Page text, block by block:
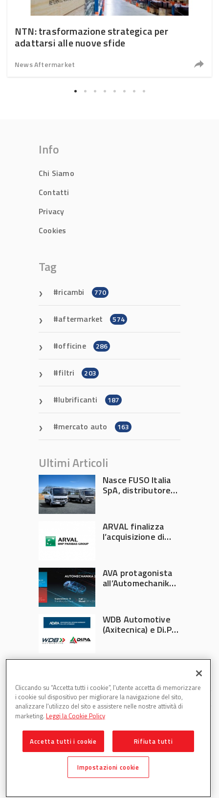
NTN: trasformazione strategica per
adattarsi alle nuove sfide
News Aftermarket
Info
Chi Siamo
Contatti
Privacy
Cookies
Tag
ricambi 770
aftermarket 574
officine 286
filtri 203
lubrificanti 187
mercato auto 163
Ultimi Articoli
Nasce FUSO Italia
SpA, distributore
ARVAL finalizza
l’acquisizione di
AVA protagonista
all’Automechanika
WDB Automotive
(Axitecnica) e Di.Pa.
Partsweb è una testata di DBInformation Spa P.IVA
09293820156
Centro Direzionale – Strada 4, Palazzo A, Scala 2 – 20057
Cliccando su “Accetta tutti i cookie”, l'utente accetta di memorizzare
i cookie sul dispositivo per migliorare la navigazione del sito,
analizzare l'utilizzo del sito e assistere nelle nostre attività di
marketing. Leggi la Cookie Policy
Accetta tutti i cookie Rifiuta tutti
Impostazioni cookie